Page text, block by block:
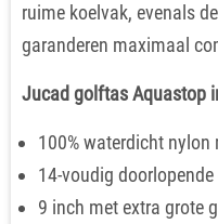
ruime koelvak, evenals
garanderen maximaal
Jucad golftas Aquastop
100% waterdicht nylon
14-voudig
9 inch met extra grote